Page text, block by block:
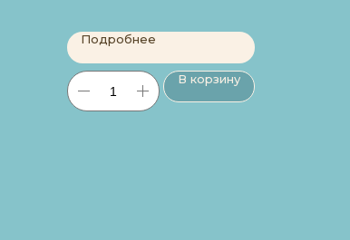
Подробнее
В корзину